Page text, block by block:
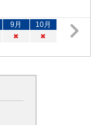
9月 10月
× ×